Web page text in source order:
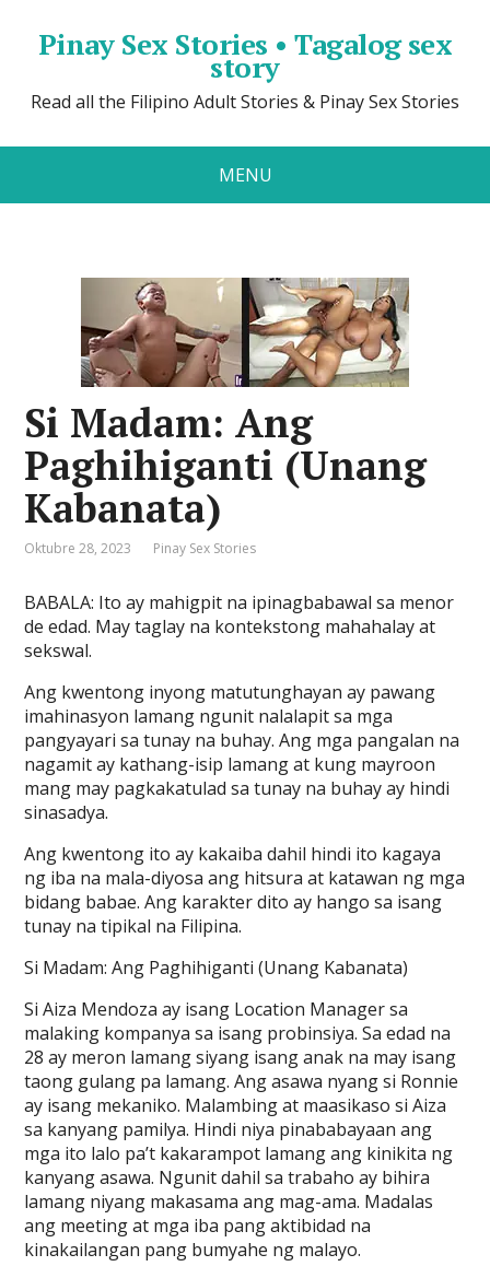
Pinay Sex Stories • Tagalog sex
story
Read all the Filipino Adult Stories & Pinay Sex Stories
MENU
Si Madam: Ang
Paghihiganti (Unang
Kabanata)
Oktubre 28, 2023 Pinay Sex Stories
BABALA: Ito ay mahigpit na ipinagbabawal sa menor
de edad. May taglay na kontekstong mahahalay at
sekswal.
Ang kwentong inyong matutunghayan ay pawang
imahinasyon lamang ngunit nalalapit sa mga
pangyayari sa tunay na buhay. Ang mga pangalan na
nagamit ay kathang-isip lamang at kung mayroon
mang may pagkakatulad sa tunay na buhay ay hindi
sinasadya.
Ang kwentong ito ay kakaiba dahil hindi ito kagaya
ng iba na mala-diyosa ang hitsura at katawan ng mga
bidang babae. Ang karakter dito ay hango sa isang
tunay na tipikal na Filipina.
Si Madam: Ang Paghihiganti (Unang Kabanata)
Si Aiza Mendoza ay isang Location Manager sa
malaking kompanya sa isang probinsiya. Sa edad na
28 ay meron lamang siyang isang anak na may isang
taong gulang pa lamang. Ang asawa nyang si Ronnie
ay isang mekaniko. Malambing at maasikaso si Aiza
sa kanyang pamilya. Hindi niya pinababayaan ang
mga ito lalo pa’t kakarampot lamang ang kinikita ng
kanyang asawa. Ngunit dahil sa trabaho ay bihira
lamang niyang makasama ang mag-ama. Madalas
ang meeting at mga iba pang aktibidad na
kinakailangan pang bumyahe ng malayo.